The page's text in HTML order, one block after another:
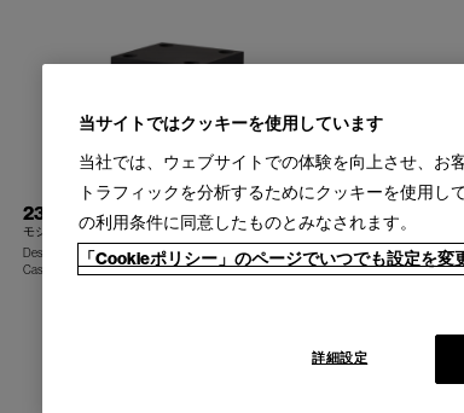
230 MODULAR IMAGINATION
モジュラー イマジネーション スツール／サイドテーブル
Design : VIRGIL ABLOH
Cassina | Contemporary Collection
+
当サイトではクッキーを使用しています
当社では、ウェブサイトでの体験を向上させ、お
トラフィックを分析するためにクッキーを使用し
の利用条件に同意したものとみなされます。
「Cookieポリシー」のページでいつでも設定を変
詳細設定